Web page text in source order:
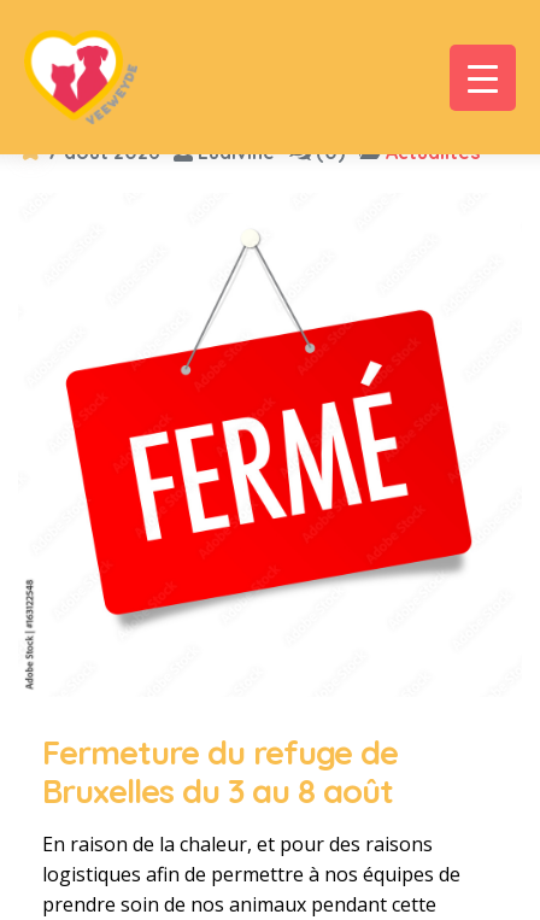
7 août 2026 Ludivine (0) Actualités
Fermeture du refuge de
Bruxelles du 3 au 8 août
En raison de la chaleur, et pour des raisons
logistiques afin de permettre à nos équipes de
prendre soin de nos animaux pendant cette